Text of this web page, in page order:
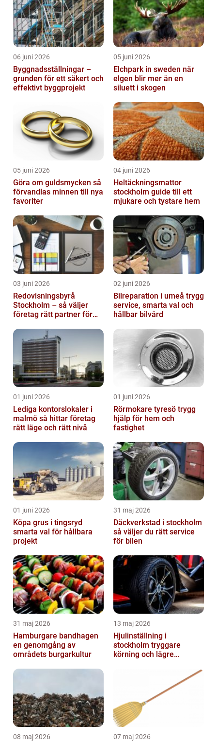
06 juni 2026
Byggnadsställningar –
grunden för ett säkert och
effektivt byggprojekt
05 juni 2026
Elchpark in sweden när
elgen blir mer än en
siluett i skogen
05 juni 2026
Göra om guldsmycken så
förvandlas minnen till nya
favoriter
04 juni 2026
Heltäckningsmattor
stockholm guide till ett
mjukare och tystare hem
03 juni 2026
Redovisningsbyrå
Stockholm – så väljer
företag rätt partner för
02 juni 2026
Bilreparation i umeå trygg
service, smarta val och
hållbar bilvård
01 juni 2026
Lediga kontorslokaler i
malmö så hittar företag
rätt läge och rätt nivå
01 juni 2026
Rörmokare tyresö trygg
hjälp för hem och
fastighet
01 juni 2026
Köpa grus i tingsryd
smarta val för hållbara
projekt
31 maj 2026
Däckverkstad i stockholm
så väljer du rätt service
för bilen
31 maj 2026
Hamburgare bandhagen
en genomgång av
områdets burgarkultur
13 maj 2026
Hjulinställning i
stockholm tryggare
körning och lägre
08 maj 2026 07 maj 2026